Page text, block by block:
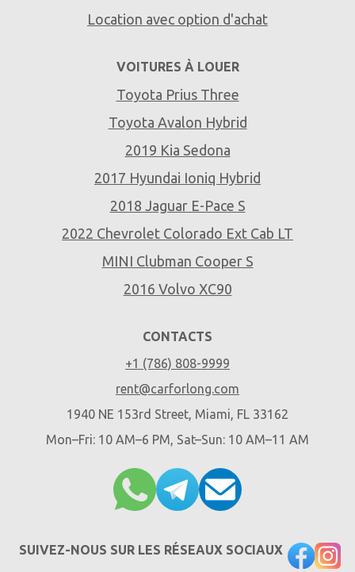
Location avec option d'achat
VOITURES À LOUER
Toyota Prius Three
Toyota Avalon Hybrid
2019 Kia Sedona
2017 Hyundai Ioniq Hybrid
2018 Jaguar E-Pace S
2022 Chevrolet Colorado Ext Cab LT
MINI Clubman Cooper S
2016 Volvo XC90
CONTACTS
+1 (786) 808-9999
rent@carforlong.com
1940 NE 153rd Street, Miami, FL 33162
Mon–Fri: 10 AM–6 PM, Sat–Sun: 10 AM–11 AM
SUIVEZ-NOUS SUR LES RÉSEAUX SOCIAUX